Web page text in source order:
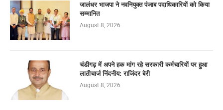
जालंधर भाजपा ने नवनियुक्त पंजाब पदाधिकारियों को किया
सम्मानित
August 8, 2026
चंडीगढ़ में अपने हक मांग रहे सरकारी कर्मचारियों पर हुआ
लाठीचार्ज निंदनीय: राजिंदर बेरी
August 8, 2026